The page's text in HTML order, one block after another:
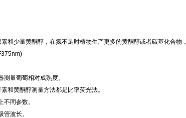
和少量黄酮醇，在氮不足时植物生产更多的黄酮醇或者碳基化合物，
量葡萄相对成熟度。
和黄酮醇测量方法都是比率荧光法。
同参数。
管波长。